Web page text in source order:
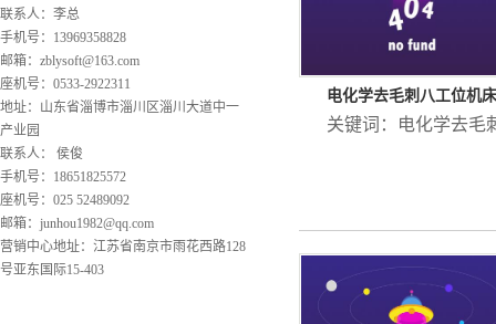
联系人：李总
手机号：13969358828
邮箱： zblysoft@163.com
座机号：0533-2922311
地址：山东省淄博市淄川区淄川大道中一
产业园
联系人： 侯俊
手机号：18651825572
座机号：025 52489092
邮箱： junhou1982@qq.com
营销中心地址：江苏省南京市雨花西路128
号亚东国际15-403
电化学去毛刺八工位机床
关键词： 电化学去毛